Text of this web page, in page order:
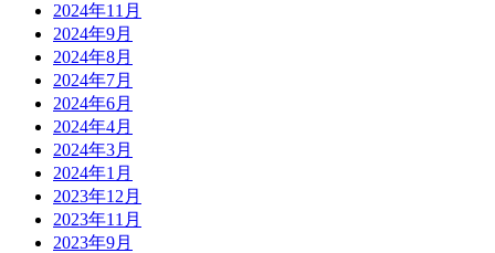
2024年11月
2024年9月
2024年8月
2024年7月
2024年6月
2024年4月
2024年3月
2024年1月
2023年12月
2023年11月
2023年9月